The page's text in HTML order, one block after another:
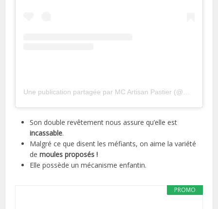
Son double revêtement nous assure qu’elle est
incassable.
Malgré ce que disent les méfiants, on aime la variété
demoules proposés !
Elle possède un mécanisme enfantin.
PROMO